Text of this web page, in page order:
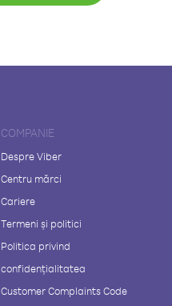
COMPANIE
Despre Viber
Centru mărci
Cariere
Termeni și politici
Politica privind
confidențialitatea
Customer Complaints Code